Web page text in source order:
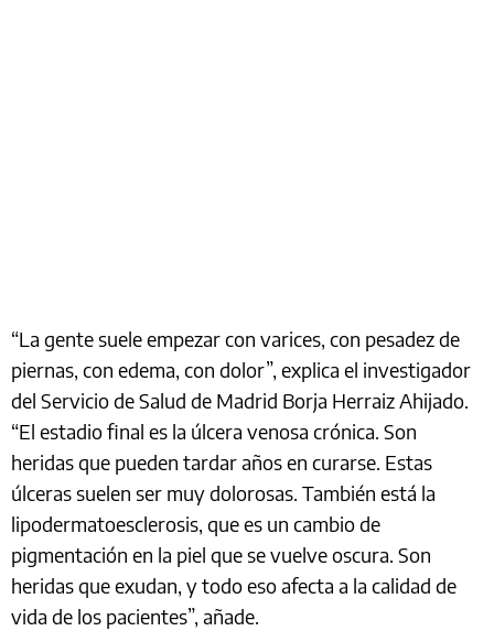
“La gente suele empezar con varices, con pesadez de
piernas, con edema, con dolor”, explica el investigador
del Servicio de Salud de Madrid Borja Herraiz Ahijado.
“El estadio final es la úlcera venosa crónica. Son
heridas que pueden tardar años en curarse. Estas
úlceras suelen ser muy dolorosas. También está la
lipodermatoesclerosis, que es un cambio de
pigmentación en la piel que se vuelve oscura. Son
heridas que exudan, y todo eso afecta a la calidad de
vida de los pacientes”, añade.